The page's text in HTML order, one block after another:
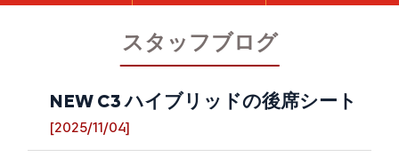
スタッフブログ
NEW C3 ハイブリッドの後席シート
[2025/11/04]